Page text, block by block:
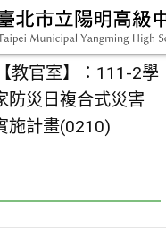
【教官室】：111-2學
防災日複合式災害
施計畫(0210)